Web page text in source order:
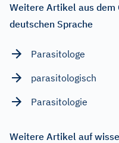
Weitere Artikel aus dem
deutschen Sprache
Parasitologe
parasitologisch
Parasitologie
Weitere Artikel auf